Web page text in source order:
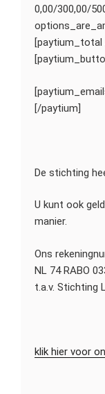
0,00/300,00/
[paytium_total
[/paytium]
De stichting
U kunt ook
manier.
Ons
NL 74 RABO
t.a.v. Stichting
klik hier voor